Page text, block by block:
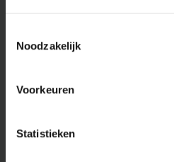
Noodzakelijk
Voorkeuren
Statistieken